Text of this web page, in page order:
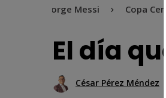
Jorge Messi Copa
El día
César Pérez Méndez